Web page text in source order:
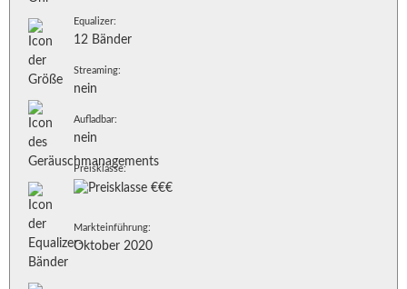
Equalizer:
12 Bänder
Streaming:
nein
Aufladbar:
nein
Preisklasse:
Markteinführung:
Oktober 2020